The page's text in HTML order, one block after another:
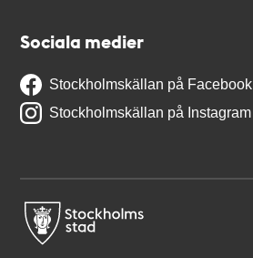
Sociala medier
Stockholmskällan på Facebook
Stockholmskällan på Instagram